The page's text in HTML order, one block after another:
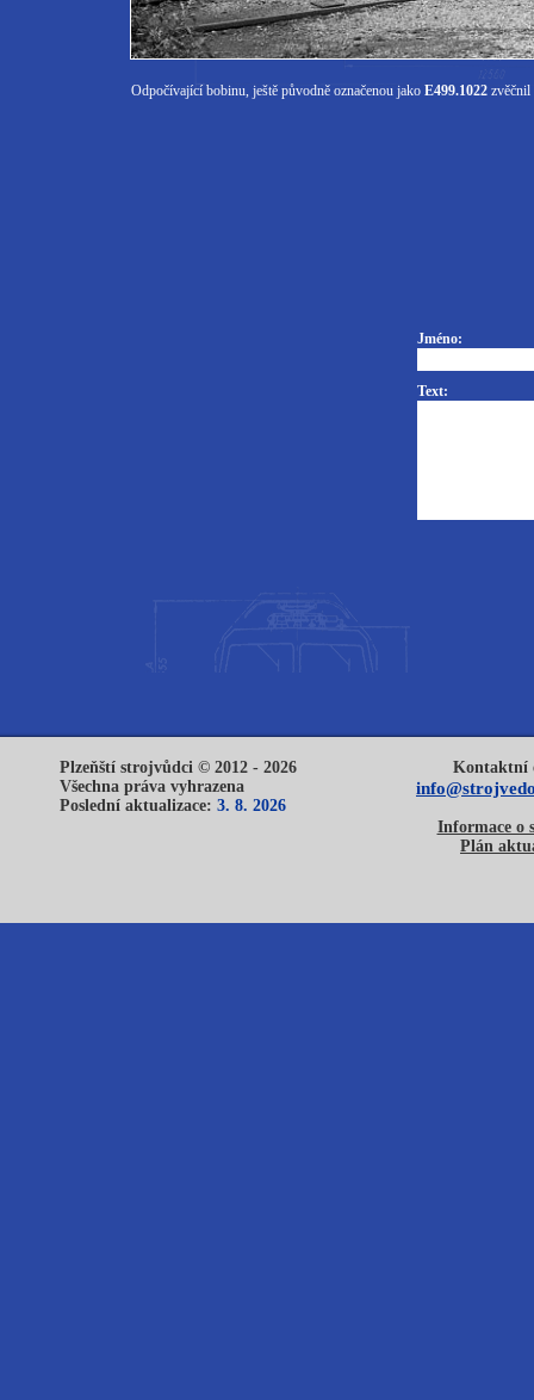
Odpočívající bobinu, ještě původně označenou jako E499.1022 zvěčnil
Jméno:
Text:
Plzeňští strojvůdci © 2012 - 2026
Všechna práva vyhrazena
Poslední aktualizace: 3. 8. 2026
Kontaktní
Informace o
Plán